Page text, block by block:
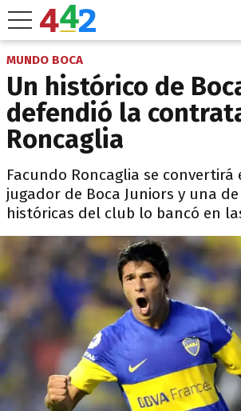
MUNDO BOCA
Un histórico de
defendió la
Roncaglia
Facundo Roncaglia se convertirá
jugador de Boca Juniors y una
históricas del club lo bancó en